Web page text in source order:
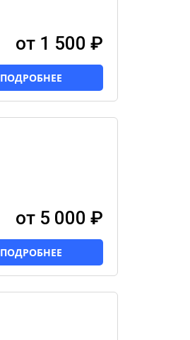
от 1 500 ₽
ПОДРОБНЕЕ
от 5 000 ₽
ПОДРОБНЕЕ